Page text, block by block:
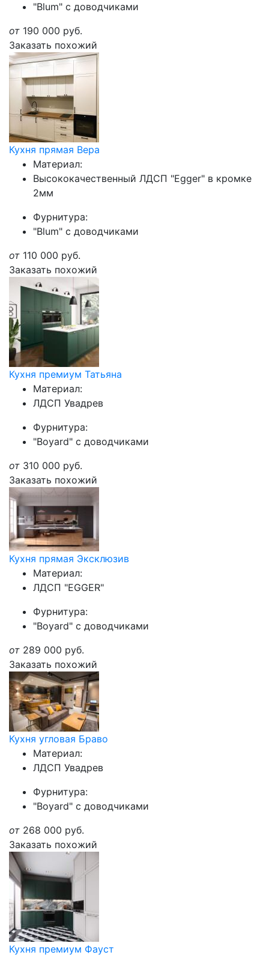
"Blum" с доводчиками
от 190 000 руб.
Заказать похожий
Кухня прямая Вера
Материал:
Высококачественный ЛДСП "Egger" в кромке
2мм
Фурнитура:
"Blum" с доводчиками
от 110 000 руб.
Заказать похожий
Кухня премиум Татьяна
Материал:
ЛДСП Увадрев
Фурнитура:
"Boyard" с доводчиками
от 310 000 руб.
Заказать похожий
Кухня прямая Эксклюзив
Материал:
ЛДСП "EGGER"
Фурнитура:
"Boyard" с доводчиками
от 289 000 руб.
Заказать похожий
Кухня угловая Браво
Материал:
ЛДСП Увадрев
Фурнитура:
"Boyard" с доводчиками
от 268 000 руб.
Заказать похожий
Кухня премиум Фауст